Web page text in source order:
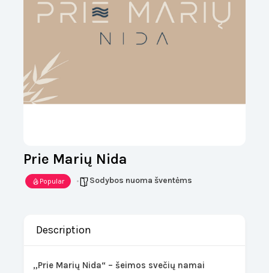
Prie Marių Nida
Popular Sodybos nuoma šventėms
Description
„Prie Marių Nida“ – šeimos svečių namai